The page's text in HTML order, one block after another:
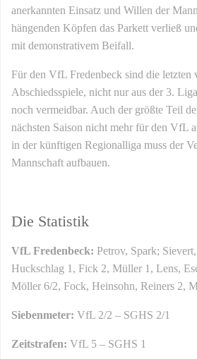
anerkannten Einsatz und Willen der
hängenden Köpfen das Parkett verließ
mit demonstrativem Beifall.
Für den VfL Fredenbeck sind die letzten
Abschiedsspiele, nicht nur aus der 3.
noch vermeidbar. Auch der größte Teil
nächsten Saison nicht mehr für den VfL
in der künftigen Regionalliga muss der
Mannschaft aufbauen.
Die Statistik
VfL Fredenbeck: Petrov, Spark;
Huckschlag 1, Fick 2, Müller 1, Lens,
Möller 6/2, Fock, Heinsohn, Reiners 2,
Siebenmeter: VfL 2/2 – SGHS 2/1
Zeitstrafen: VfL 5 – SGHS 1